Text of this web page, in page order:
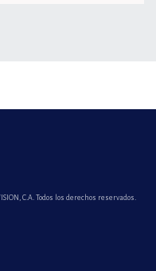
C.A. Todos los derechos reservados.